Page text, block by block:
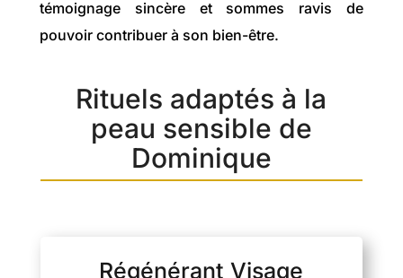
témoignage sincère et sommes ravis de
pouvoir contribuer à son bien-être.
Rituels adaptés à la
peau sensible de
Dominique
Régénérant Visage